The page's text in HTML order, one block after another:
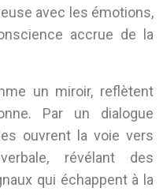
avec les émotions,
accrue de la
un miroir, reflètent
Par un dialogue
ouvrent la voie vers
révélant des
qui échappent à la